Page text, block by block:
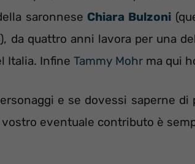
saronnese Chiara Bulzoni
da quattro anni lavora per una
Italia. Infine Tammy Mohr ma qui
e se dovessi saperne
vostro eventuale contributo è